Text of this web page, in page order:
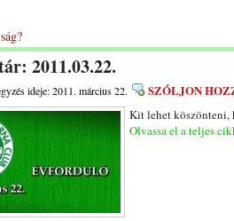
2011.03.22.
ideje: 2011. március 22. SZÓLJON
Kit lehet köszönteni,
Olvassa el a teljes